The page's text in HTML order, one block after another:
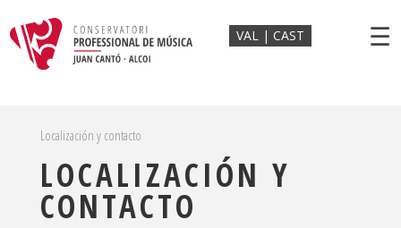
VAL CAST ☰
Localización y contacto
LOCALIZACIÓN Y
CONTACTO